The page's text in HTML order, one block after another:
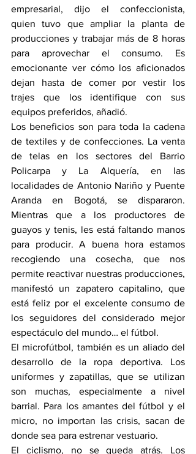
empresarial, dijo el confeccionista,
quien tuvo que ampliar la planta de
producciones y trabajar más de 8 horas
para aprovechar el consumo. Es
emocionante ver cómo los aficionados
dejan hasta de comer por vestir los
trajes que los identifique con sus
equipos preferidos, añadió.
Los beneficios son para toda la cadena
de textiles y de confecciones. La venta
de telas en los sectores del Barrio
Policarpa y La Alquería, en las
localidades de Antonio Nariño y Puente
Aranda en Bogotá, se dispararon.
Mientras que a los productores de
guayos y tenis, les está faltando manos
para producir. A buena hora estamos
recogiendo una cosecha, que nos
permite reactivar nuestras producciones,
manifestó un zapatero capitalino, que
está feliz por el excelente consumo de
los seguidores del considerado mejor
espectáculo del mundo… el fútbol.
El microfútbol, también es un aliado del
desarrollo de la ropa deportiva. Los
uniformes y zapatillas, que se utilizan
son muchas, especialmente a nivel
barrial. Para los amantes del fútbol y el
micro, no importan las crisis, sacan de
donde sea para estrenar vestuario.
El ciclismo, no se queda atrás. Los